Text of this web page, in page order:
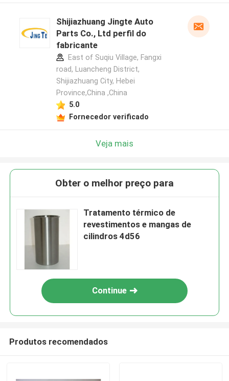
Shijiazhuang Jingte Auto
Parts Co., Ltd perfil do
fabricante
East of Suqiu Village, Fangxi
road, Luancheng District,
Shijiazhuang City, Hebei
Province,China ,China
5.0
Fornecedor verificado
Veja mais
Obter o melhor preço para
Tratamento térmico de
revestimentos e mangas de
cilindros 4d56
Continue
Produtos recomendados